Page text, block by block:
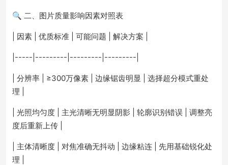
🔍 二、图片质量影响因素对照表
| 因素 | 优质标准 | 可能问题 | 解决方案 |
|-----|---------|---------|---------|
| 分辨率 | ≥300万像素 | 边缘锯齿明显 | 选择超分模式重处
理 |
| 光照均匀度 | 主光清晰无明显阴影 | 轮廓识别错误 | 调整亮
度后重新上传 |
| 主体清晰度 | 对焦准确无抖动 | 边缘粘连 | 先用基础锐化处
理 |